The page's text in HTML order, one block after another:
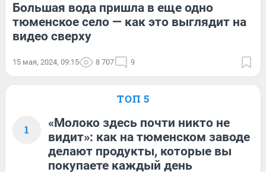
Большая вода пришла в еще одно
тюменское село — как это выглядит на
видео сверху
15 мая, 2024, 09:15 8 707 9
ТОП 5
1
«Молоко здесь почти никто не
видит»: как на тюменском заводе
делают продукты, которые вы
покупаете каждый день